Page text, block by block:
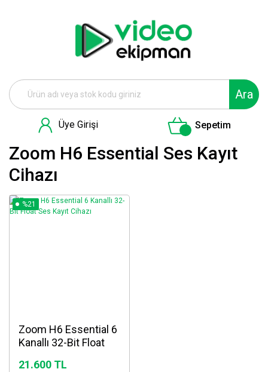
Ara
Üye Girişi Sepetim
Zoom H6 Essential Ses Kayıt
Cihazı
%21
Zoom H6 Essential 6
Kanallı 32-Bit Float
21.600 TL